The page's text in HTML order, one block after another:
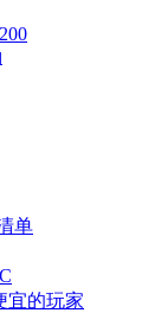
单
宜的玩家